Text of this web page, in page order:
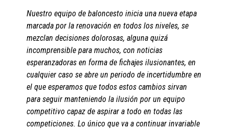
Nuestro equipo de baloncesto inicia una nueva etapa
marcada por la renovación en todos los niveles, se
mezclan decisiones dolorosas, alguna quizá
incomprensible para muchos, con noticias
esperanzadoras en forma de fichajes ilusionantes, en
cualquier caso se abre un periodo de incertidumbre en
el que esperamos que todos estos cambios sirvan
para seguir manteniendo la ilusión por un equipo
competitivo capaz de aspirar a todo en todas las
competiciones. Lo único que va a continuar invariable